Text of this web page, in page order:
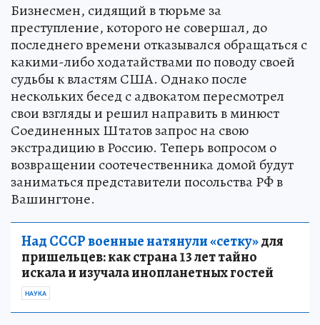
Бизнесмен, сидящий в тюрьме за
преступление, которого не совершал, до
последнего времени отказывался обращаться с
какими-либо ходатайствами по поводу своей
судьбы к властям США. Однако после
нескольких бесед с адвокатом пересмотрел
свои взгляды и решил направить в минюст
Соединенных Штатов запрос на свою
экстрадицию в Россию. Теперь вопросом о
возвращении соотечественника домой будут
заниматься представители посольства РФ в
Вашингтоне.
Над СССР военные натянули «сетку»для
пришельцев: как страна 13 лет тайно
искала и изучала инопланетных гостей
НАУКА